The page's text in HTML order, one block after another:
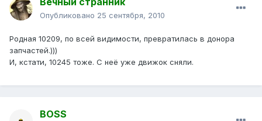
Опубликовано 25 сентября, 2010
Родная 10209, по всей видимости, превратилась в донора
запчастей.)))
И, кстати, 10245 тоже. С неё уже движок сняли.
BOSS